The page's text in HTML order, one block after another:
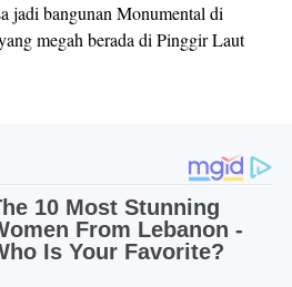
jadi bangunan Monumental di
megah berada di Pinggir Laut